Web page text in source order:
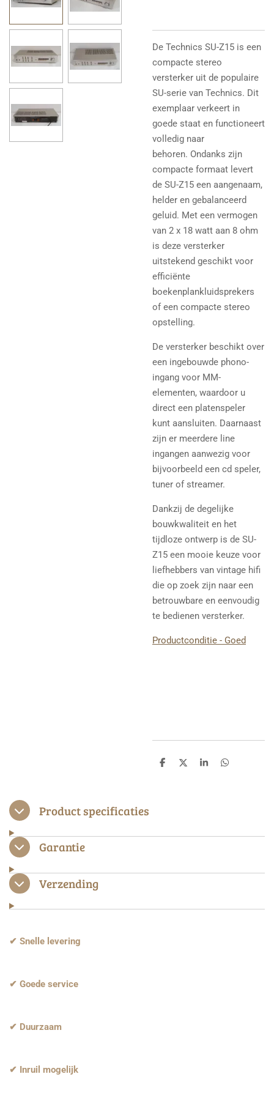
De Technics SU-Z15 is een
compacte stereo
versterker uit de populaire
SU-serie van Technics. Dit
exemplaar verkeert in
goede staat en functioneert
volledig naar
behoren. Ondanks zijn
compacte formaat levert
de SU-Z15 een aangenaam,
helder en gebalanceerd
geluid. Met een vermogen
van 2 x 18 watt aan 8 ohm
is deze versterker
uitstekend geschikt voor
efficiënte
boekenplankluidsprekers
of een compacte stereo
opstelling.
De versterker beschikt over
een ingebouwde phono-
ingang voor MM-
elementen, waardoor u
direct een platenspeler
kunt aansluiten. Daarnaast
zijn er meerdere line
ingangen aanwezig voor
bijvoorbeeld een cd speler,
tuner of streamer.
Dankzij de degelijke
bouwkwaliteit en het
tijdloze ontwerp is de SU-
Z15 een mooie keuze voor
liefhebbers van vintage hifi
die op zoek zijn naar een
betrouwbare en eenvoudig
te bedienen versterker.
Productconditie - Goed
D
D
S
D
Product specificaties
Garantie
Verzending
✔ Snelle levering
✔ Goede service
✔ Duurzaam
✔ Inruil mogelijk